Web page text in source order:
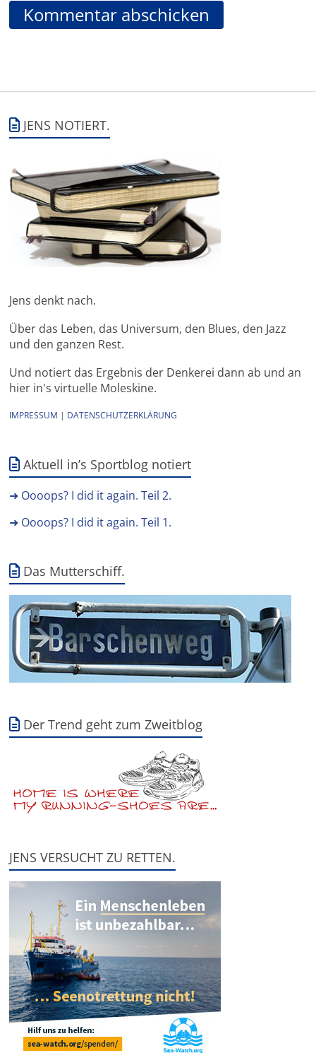
JENS NOTIERT.
Jens denkt nach.
Über das Leben, das Universum, den Blues, den Jazz
und den ganzen Rest.
Und notiert das Ergebnis der Denkerei dann ab und an
hier in's virtuelle Moleskine.
IMPRESSUM | DATENSCHUTZERKLÄRUNG
Aktuell in’s Sportblog notiert
➜ Oooops? I did it again. Teil 2.
➜ Oooops? I did it again. Teil 1.
Das Mutterschiff.
Der Trend geht zum Zweitblog
JENS VERSUCHT ZU RETTEN.